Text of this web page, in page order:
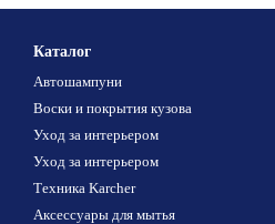
Каталог
Автошампуни
Воски и покрытия кузова
Уход за интерьером
Уход за интерьером
Техника Karcher
Аксессуары для мытья